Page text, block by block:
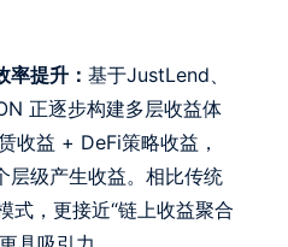
率提升：基于JustLend、
正逐步构建多层收益体
收益 + DeFi策略收益，
层级产生收益。相比传统
式，更接近“链上收益聚合